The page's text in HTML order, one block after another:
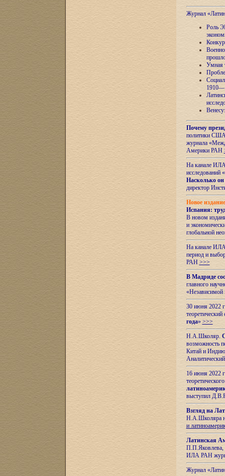
Журнал
Роль
Умная
Почему
политики США
журнала
Америки РАН
На канале ИЛА
исследований «
Насколько он
директор
Новое
Испания:
В новом
и
глобальной
На канале
период и
РАН >>>
В Мадриде
главного
«Независимой
30 июня 2022
года» >>>
Н.А.Школяр.
возможность
Китай и
16 июня 2022
выступил
Взгляд на
Н.А.Школяра
и
Латинская
П.П.Яковлева,
ИЛА РАН
Журнал